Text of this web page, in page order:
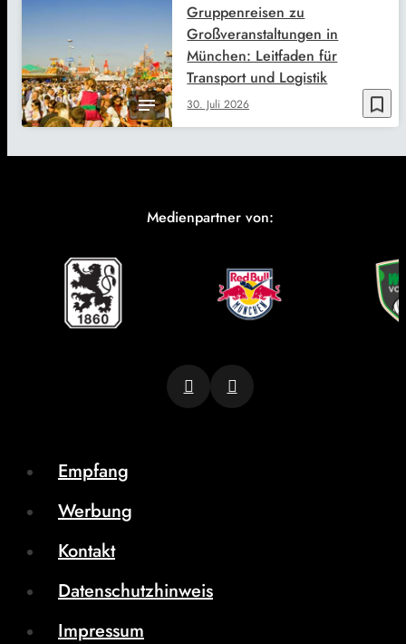
bookmark_border
30. Juli 2026
Gruppenreisen zu
Großveranstaltungen in
München: Leitfaden für
Transport und Logistik
Medienpartner von:
Empfang
Werbung
Kontakt
Datenschutzhinweis
Impressum